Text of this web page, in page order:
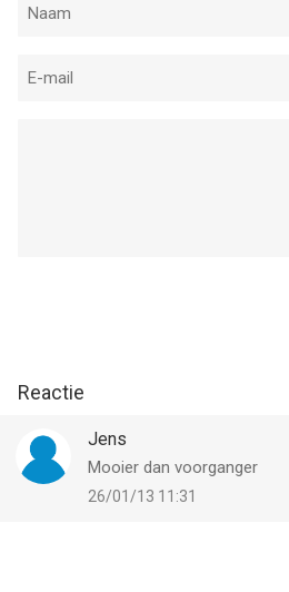
Reactie
Jens
Mooier dan voorganger
26/01/13 11:31